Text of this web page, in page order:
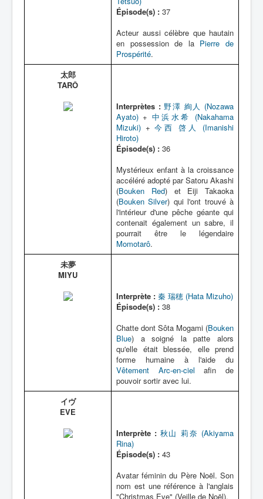
Épisode(s) : 37
Acteur aussi célèbre que hautain
en possession de la Pierre de
Prospérité.
太郎
TARÔ
Interprètes : 野澤 絢人 (Nozawa
Ayato) + 中浜水希 (Nakahama
Mizuki) +今西 啓人 (Imanishi
Hiroto)
Épisode(s) : 36
Mystérieux enfant à la croissance
accéléré adopté par Satoru Akashi
(Bouken Red) et Eiji Takaoka
(Bouken Silver) qui l'ont trouvé à
l'intérieur d'une pêche géante qui
contenait également un sabre, il
pourrait être le légendaire
Momotarô.
未夢
MIYU
Interprète : 秦 瑞穂 (Hata Mizuho)
Épisode(s) : 38
Chatte dont Sôta Mogami (Bouken
Blue) a soigné la patte alors
qu'elle était blessée, elle prend
forme humaine à l'aide du
Vêtement Arc-en-ciel afin de
pouvoir sortir avec lui.
イヴ
EVE
Interprète : 秋山 莉奈 (Akiyama
Rina)
Épisode(s) : 43
Avatar féminin du Père Noël. Son
nom est une référence à l'anglais
"Christmas Eve" (Veille de Noël).